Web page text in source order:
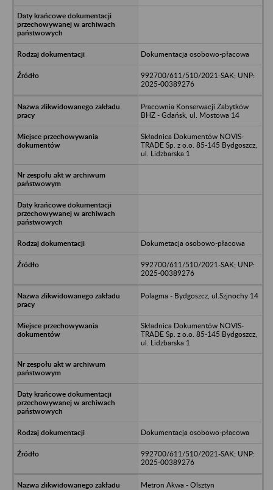
Dokumentacja osobowo-płacowa
992700/611/510/2021-SAK; UNP:
2025-00389276
Pracownia Konserwacji Zabytków
BHZ - Gdańsk, ul. Mostowa 14
Składnica Dokumentów NOVIS-
TRADE Sp. z o.o. 85-145 Bydgoszcz,
ul. Lidzbarska 1
Dokumetacja osobowo-płacowa
992700/611/510/2021-SAK; UNP:
2025-00389276
Polagma - Bydgoszcz, ul.Szjnochy 14
Składnica Dokumentów NOVIS-
TRADE Sp. z o.o. 85-145 Bydgoszcz,
ul. Lidzbarska 1
Dokumentacja osobowo-płacowa
992700/611/510/2021-SAK; UNP:
2025-00389276
Metron Akwa - Olsztyn